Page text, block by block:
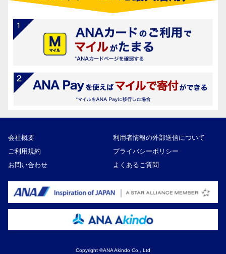
会社概要
利用者情報の外部送信について
ご利用規約
プライバシーポリシー
お問い合わせ
よくあるご質問
Copyright ©ANA Akindo Co., Ltd